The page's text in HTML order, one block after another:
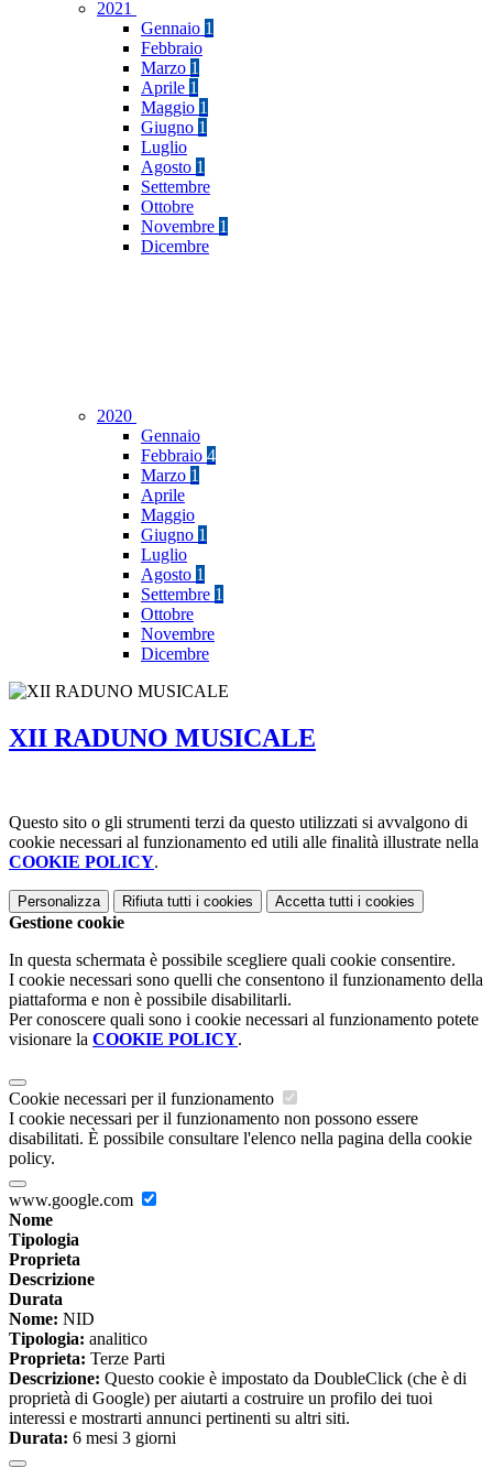
2021
Gennaio 1
Febbraio
Marzo 1
Aprile 1
Maggio 1
Giugno 1
Luglio
Agosto 1
Settembre
Ottobre
Novembre 1
Dicembre
2020
Gennaio
Febbraio 4
Marzo 1
Aprile
Maggio
Giugno 1
Luglio
Agosto 1
Settembre 1
Ottobre
Novembre
Dicembre
XII RADUNO MUSICALE
Questo sito o gli strumenti terzi da questo utilizzati si avvalgono di
cookie necessari al funzionamento ed utili alle finalità illustrate nella
COOKIE POLICY.
Personalizza Rifiuta tutti i cookies Accetta tutti i cookies
Gestione cookie
In questa schermata è possibile scegliere quali cookie consentire.
I cookie necessari sono quelli che consentono il funzionamento della
piattaforma e non è possibile disabilitarli.
Per conoscere quali sono i cookie necessari al funzionamento potete
visionare la COOKIE POLICY.
Cookie necessari per il funzionamento
I cookie necessari per il funzionamento non possono essere
disabilitati. È possibile consultare l'elenco nella pagina della cookie
policy.
www.google.com
Nome
Tipologia
Proprieta
Descrizione
Durata
Nome: NID
Tipologia: analitico
Proprieta: Terze Parti
Descrizione: Questo cookie è impostato da DoubleClick (che è di
proprietà di Google) per aiutarti a costruire un profilo dei tuoi
interessi e mostrarti annunci pertinenti su altri siti.
Durata: 6 mesi 3 giorni